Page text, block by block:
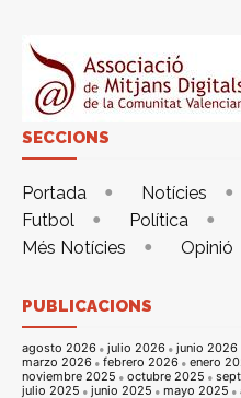
SECCIONS
Portada Notícies
Futbol
Política
Més Notícies
Opinió
PUBLICACIONS
agosto 2026 julio 2026 junio 2026
marzo 2026
febrero 2026 enero
noviembre 2025
octubre 2025
julio 2025
junio 2025 mayo 2025